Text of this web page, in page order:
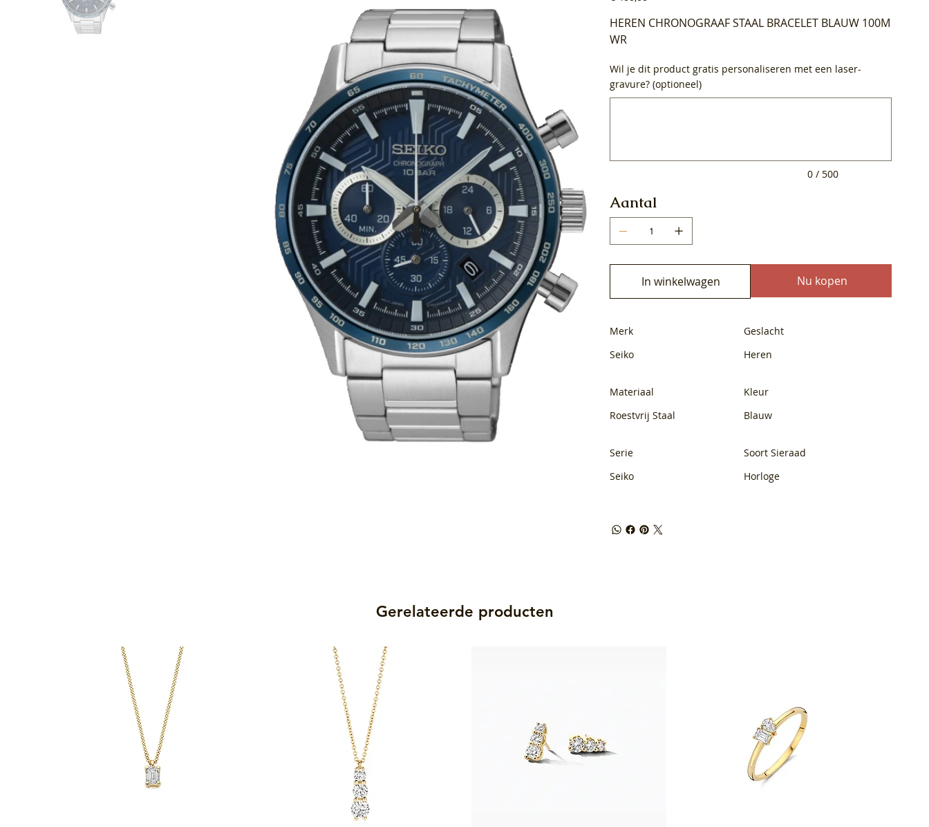
HEREN CHRONOGRAAF STAAL BRACELET BLAUW 100M
WR
Wil je dit product gratis personaliseren met een laser-
gravure? (optioneel)
0 / 500
Aantal
In winkelwagen Nu kopen
Merk
Seiko
Geslacht
Heren
Materiaal
Roestvrij Staal
Kleur
Blauw
Serie
Seiko
Soort Sieraad
Horloge
Gerelateerde producten